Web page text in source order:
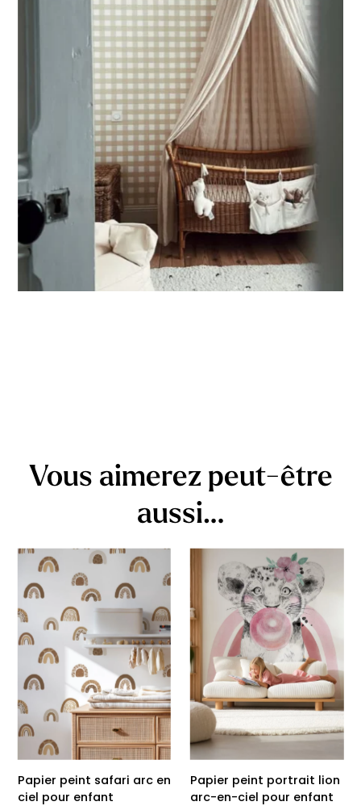
partie basse) ou pour les murs très longs.
Ce format permet de concentrer le visuel sur la partie
supérieure du mur.
Conçu pour les très grands murs, afin d’obtenir un visuel
ample et immersif.
🔹
Adapté aux espaces où la hauteur est plus importante que
la largeur (montées d’escalier, pans de mur étroits, etc.).
Vous aimerez peut-être
aussi…
Papier peint safari arc en
ciel pour enfant
Papier peint portrait lion
arc-en-ciel pour enfant